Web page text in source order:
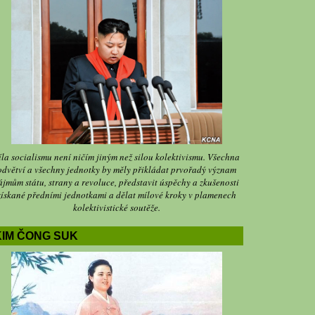
socialismu není ničím jiným než silou kolektivismu. Všechna
a všechny jednotky by měly přikládat prvořadý význam
státu, strany a revoluce, představit úspěchy a zkušenosti
předními jednotkami a dělat mílové kroky v plamenech
kolektivistické soutěže.
ČONG SUK